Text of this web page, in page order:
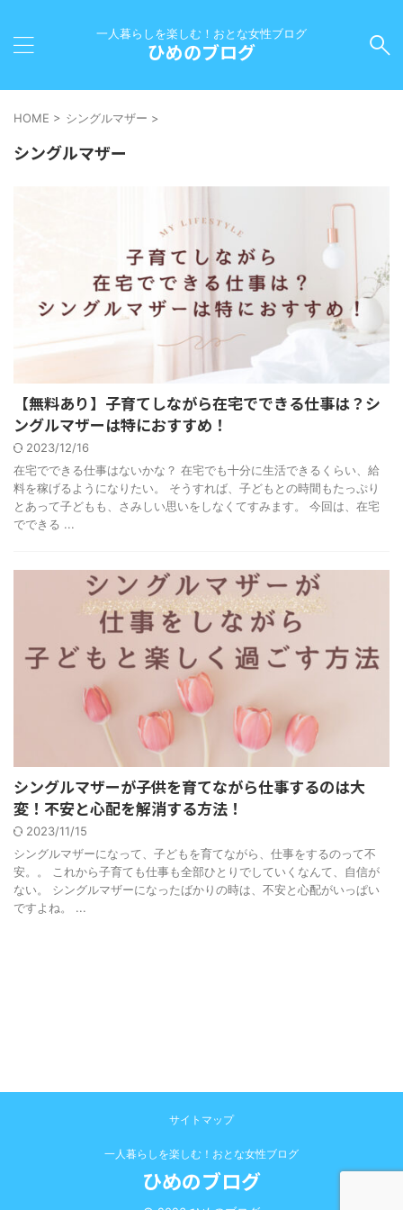
一人暮らしを楽しむ！おとな女性ブログ
ひめのブログ
HOME > シングルマザー >
シングルマザー
【無料あり】子育てしながら在宅でできる仕事は？シ
ングルマザーは特におすすめ！
2023/12/16
在宅でできる仕事はないかな？ 在宅でも十分に生活できるくらい、給
料を稼げるようになりたい。 そうすれば、子どもとの時間もたっぷり
とあって子どもも、さみしい思いをしなくてすみます。 今回は、在宅
でできる ...
シングルマザーが子供を育てながら仕事するのは大
変！不安と心配を解消する方法！
2023/11/15
シングルマザーになって、子どもを育てながら、仕事をするのって不
安。。 これから子育ても仕事も全部ひとりでしていくなんて、自信が
ない。 シングルマザーになったばかりの時は、不安と心配がいっぱい
ですよね。 ...
サイトマップ
一人暮らしを楽しむ！おとな女性ブログ
ひめのブログ